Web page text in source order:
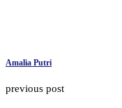
Amalia Putri
previous post